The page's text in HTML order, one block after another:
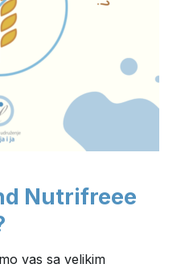
Nutrifreee
vas sa velikim